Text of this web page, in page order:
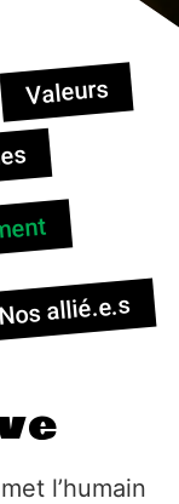
Valeurs
Nos allié.e.s
l’humain